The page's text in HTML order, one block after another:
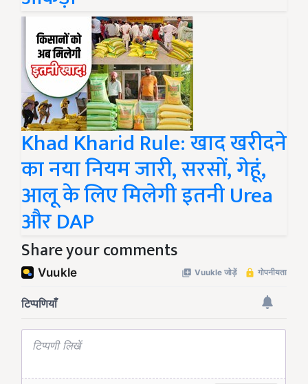
Khad Kharid Rule: खाद खरीदने
का नया नियम जारी, सरसों, गेहूं,
आलू के लिए मिलेगी इतनी Urea
और DAP
Share your comments